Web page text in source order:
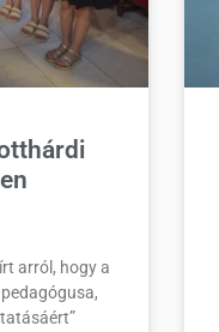
arról, hogy a